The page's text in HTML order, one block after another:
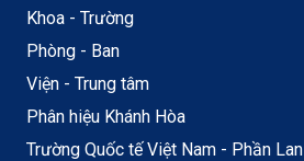
Khoa - Trường
Phòng - Ban
Viện - Trung tâm
Phân hiệu Khánh Hòa
Trường Quốc tế Việt Nam - Phần Lan